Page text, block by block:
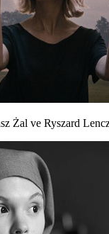
Żal ve Ryszard